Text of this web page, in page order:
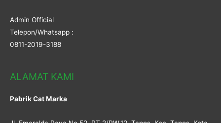
Admin Official
Telepon/Whatsapp :
0811-2019-3188
ALAMAT KAMI
Pabrik Cat Marka